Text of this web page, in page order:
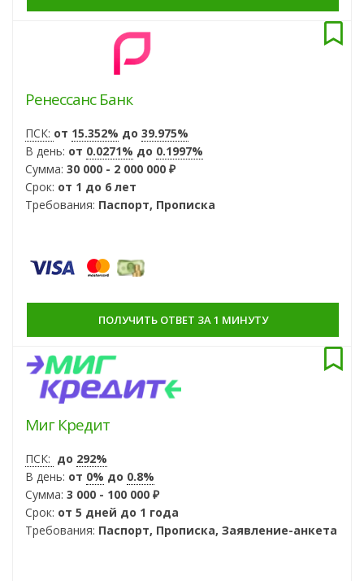
Ренессанс Банк
ПСК: от 15.352% до 39.975%
В день: от 0.0271% до 0.1997%
Сумма: 30 000 - 2 000 000 ₽
Срок: от 1 до 6 лет
Требования: Паспорт, Прописка
ПОЛУЧИТЬ ОТВЕТ ЗА 1 МИНУТУ
Миг Кредит
ПСК: до 292%
В день: от 0% до 0.8%
Сумма: 3 000 - 100 000 ₽
Срок: от 5 дней до 1 года
Требования: Паспорт, Прописка, Заявление-анкета